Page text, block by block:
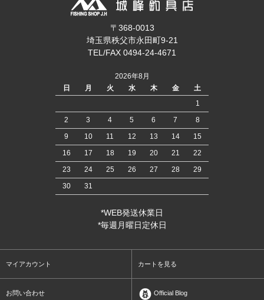
〒368-0013
埼玉県秩父市永田町9-21
TEL/FAX 0494-24-4671
2026年8月
日
月 火 水 木 金
土
1
2
3 4 5 6 7
8
9
10 11 12 13 14
15
16
17 18 19 20 21
22
23
24 25 26 27 28
29
30
31
*WEB発送休業日
*毎週月曜日定休日
マイアカウント カートを見る
お問い合わせ Official Blog